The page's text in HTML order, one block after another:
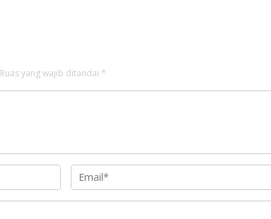
Ruas yang wajib ditandai *